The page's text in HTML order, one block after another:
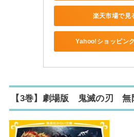
楽天市場で見
Yahoo!ショッピン
【3巻】劇場版 鬼滅の刃 無